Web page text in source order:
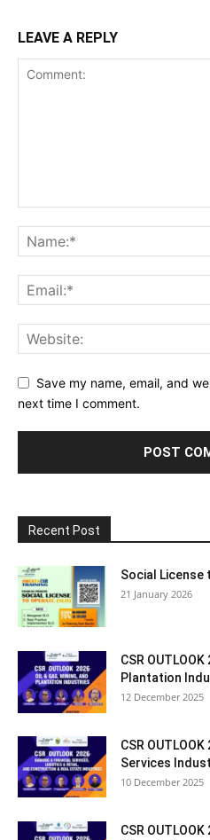
LEAVE A REPLY
Save my name, email, and
next time I comment.
Recent Post
Social License
21 January 2026
CSR
Plantation
12 December 2025
CSR
Services
10 December 2025
CSR